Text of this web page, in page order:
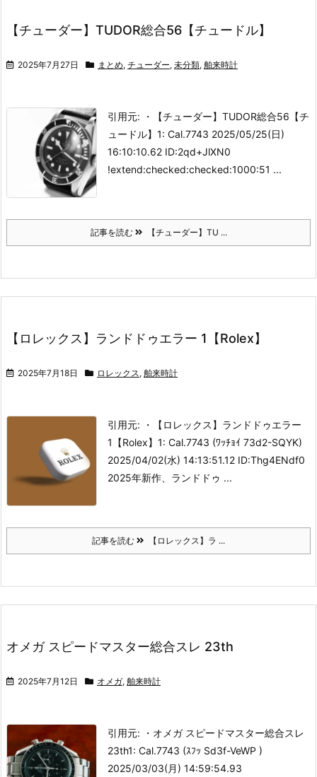
【チューダー】TUDOR総合56【チュードル】
2025年7月27日 まとめ, チューダー, 未分類, 舶来時計
引用元: ・【チューダー】TUDOR総合56【チ
ュードル】 1: Cal.7743 2025/05/25(日)
16:10:10.62 ID:2qd+JlXN0
!extend:checked:checked:1000:51 ...
記事を読む 【チューダー】TU ...
【ロレックス】ランドドゥエラー 1【Rolex】
2025年7月18日 ロレックス , 舶来時計
引用元: ・【ロレックス】ランドドゥエラー
1【Rolex】 1: Cal.7743 (ﾜｯﾁｮｲ 73d2-SQYK)
2025/04/02(水) 14:13:51.12 ID:Thg4ENdf0
2025年新作、ランドドゥ ...
記事を読む 【ロレックス】ラ ...
オメガ スピードマスター総合スレ 23th
2025年7月12日 オメガ, 舶来時計
引用元: ・オメガ スピードマスター総合スレ
23th1: Cal.7743 (ｽﾌｯ Sd3f-VeWP )
2025/03/03(月) 14:59:54.93